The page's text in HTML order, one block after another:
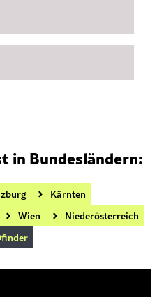
in Bundesländern:
Kärnten
Wien
Niederösterreich